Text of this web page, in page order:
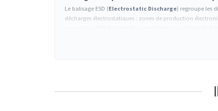
Le balisage ESD (Electrostatic Discharge) regroupe les
décharges électrostatiques : zones de production
: pictogrammes